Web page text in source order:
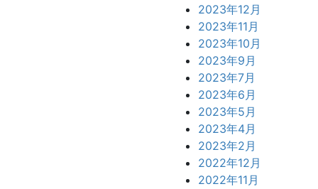
2023年12月
2023年11月
2023年10月
2023年9月
2023年7月
2023年6月
2023年5月
2023年4月
2023年2月
2022年12月
2022年11月